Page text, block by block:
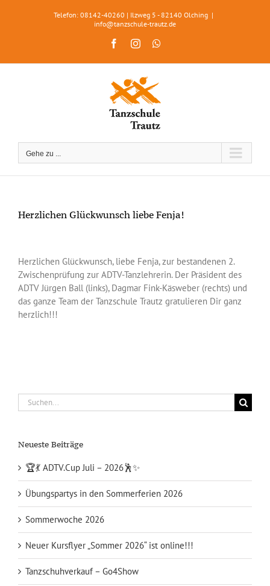
Telefon: 08142-40260 | Ilzweg 5 - 82140 Olching |
info@tanzschule-trautz.de
FacebookInstagram
Gehe zu ...
Herzlichen Glückwunsch liebe Fenja!
grösseres
Bild
Herzlichen Glückwunsch, liebe Fenja, zur bestandenen 2.
Zwischenprüfung zur ADTV-Tanzlehrerin. Der Präsident des
ADTV Jürgen Ball (links), Dagmar Fink-Käsweber (rechts) und
das ganze Team der Tanzschule Trautz gratulieren Dir ganz
herzlich!!!
Suche
nach:
Neueste Beiträge
🏆💃 ADTV.Cup Juli – 2026🕺✨
Übungspartys in den Sommerferien 2026
Sommerwoche 2026
Neuer Kursflyer „Sommer 2026“ ist online!!!
Tanzschuhverkauf – Go4Show